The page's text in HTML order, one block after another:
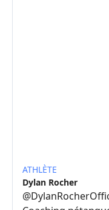
ATHLÈTE
Dylan Rocher
@